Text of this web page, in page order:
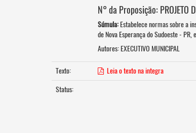
N° da Proposição: PROJETO
Súmula: Estabelece normas sobre a
de Nova Esperança do Sudoeste -
Autores: EXECUTIVO MUNICIPAL
Texto:
Leia o texto na integra
Status: